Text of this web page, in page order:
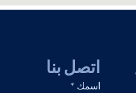
اتصل بنا
اسمك *